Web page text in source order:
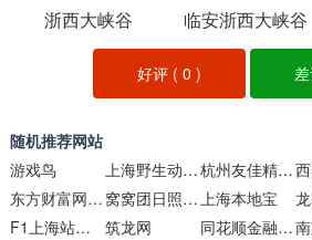
浙西大峡谷
临安浙西大峡谷
好评 (0 )
随机推荐网站
游戏鸟
上海野生动物园 杭州友佳精密机械
东方财富网股票频道
窝窝团日照团购上海本地宝
F1上海站票务网
筑龙网 同花顺金融网原创频道